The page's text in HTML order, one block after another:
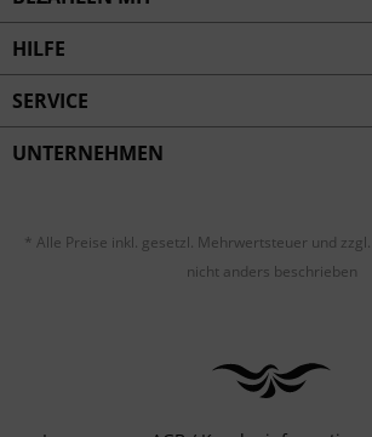
HILFE
SERVICE
UNTERNEHMEN
* Alle Preise inkl. gesetzl. Mehrwertsteuer und zzgl.
nicht anders beschrieben